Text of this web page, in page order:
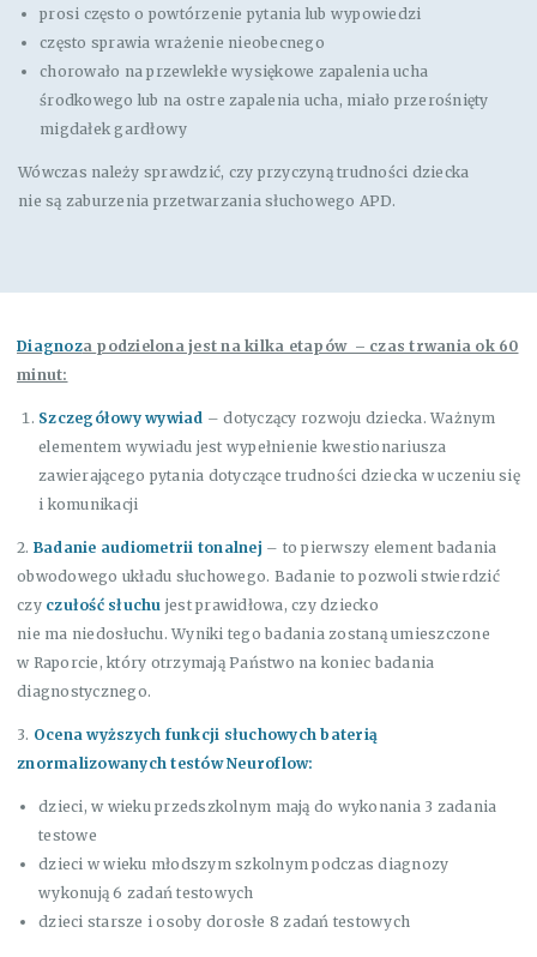
prosi często o powtórzenie pytania lub wypowiedzi
często sprawia wrażenie nieobecnego
chorowało na przewlekłe wysiękowe zapalenia ucha
środkowego lub na ostre zapalenia ucha, miało przerośnięty
migdałek gardłowy
Wówczas należy sprawdzić, czy przyczyną trudności dziecka
nie są zaburzenia przetwarzania słuchowego APD.
Diagnoza podzielona jest na kilka etapów – czas trwania ok 60
minut:
Szczegółowy wywiad – dotyczący rozwoju dziecka. Ważnym
elementem wywiadu jest wypełnienie kwestionariusza
zawierającego pytania dotyczące trudności dziecka w uczeniu się
i komunikacji
2. Badanie audiometrii tonalnej – to pierwszy element badania
obwodowego układu słuchowego. Badanie to pozwoli stwierdzić
czy czułość słuchu jest prawidłowa, czy dziecko
nie ma niedosłuchu. Wyniki tego badania zostaną umieszczone
w Raporcie, który otrzymają Państwo na koniec badania
diagnostycznego.
3. Ocena wyższych funkcji słuchowych baterią
znormalizowanych testówNeuroflow:
dzieci, w wieku przedszkolnym mają do wykonania 3 zadania
testowe
dzieci w wieku młodszym szkolnym podczas diagnozy
wykonują 6 zadań testowych
dzieci starsze i osoby dorosłe 8 zadań testowych